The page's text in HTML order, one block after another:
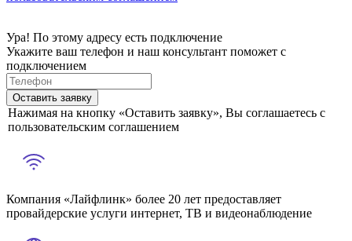
Ура! По этому адресу есть подключение
Укажите ваш телефон и наш консультант поможет с
подключением
Оставить заявку
Нажимая на кнопку «Оставить заявку», Вы соглашаетесь с
пользовательским соглашением
Компания «Лайфлинк» более 20 лет предоставляет
провайдерские услуги интернет, ТВ и видеонаблюдение